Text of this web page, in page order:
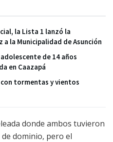
la Lista 1 lanzó la
la Municipalidad de Asunción
de 14 años
en Caazapá
tormentas y vientos
donde ambos tuvieron
dominio, pero el